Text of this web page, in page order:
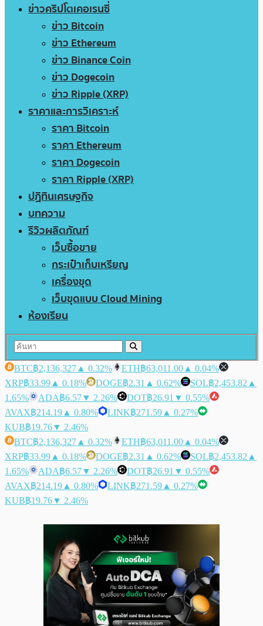
ข่าวคริปโตเคอเรนซี่
ข่าว Bitcoin
ข่าว Ethereum
ข่าว Binance Coin
ข่าว Dogecoin
ข่าว Ripple (XRP)
ราคาและการวิเคราะห์
ราคา Bitcoin
ราคา Ethereum
ราคา Dogecoin
ราคา Ripple (XRP)
ปฏิทินเศรษฐกิจ
บทความ
รีวิวผลิตภัณฑ์
เว็บซื้อขาย
กระเป๋าเก็บเหรียญ
เครื่องขุด
เว็บขุดแบบ Cloud Mining
ห้องเรียน
BTC฿2,136,327 ▲ 0.32% ETH฿63,011.00 ▲ 0.04%
XRP฿33.99 ▲ 0.18% DOGE฿2.31 ▲ 0.62% SOL฿2,453.82 ▲
1.65%
ADA฿6.57▼ 2.26% DOT฿26.91 ▼ 0.55%
AVAX฿214.19 ▲ 0.80% LINK฿271.59 ▲ 0.27%
KUB฿19.76▼ 2.46%
BTC฿2,136,327 ▲ 0.32% ETH฿63,011.00 ▲ 0.04%
XRP฿33.99 ▲ 0.18% DOGE฿2.31 ▲ 0.62% SOL฿2,453.82 ▲
1.65%
ADA฿6.57▼ 2.26% DOT฿26.91 ▼ 0.55%
AVAX฿214.19 ▲ 0.80% LINK฿271.59 ▲ 0.27%
KUB฿19.76▼ 2.46%